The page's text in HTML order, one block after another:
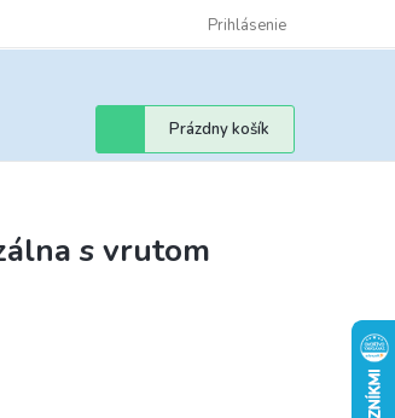
Obchodné podmienky
Prihlásenie
Nákupný
košík
Prázdny košík
s vrutom